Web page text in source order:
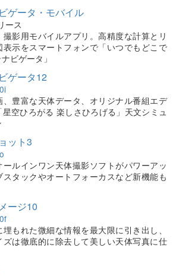
ゲータ・モバイル
ース
撮影用モバイルアプリ。高精度な計算とリ
表示をスマートフォンで「いつでもどこで
ビゲータ」
ゲータ12
、豊富な天体データ、オリジナル番組エデ
星空ひろがる 楽しさひろげる」天文シミュ
ット3
ールインワン天体撮影ソフトがパワーアッ
スタックやオートフォーカスなど新機能も
ージ10
もれた微細な情報を最大限に引き出し、
ズは徹底的に除去して美しい天体写真に仕